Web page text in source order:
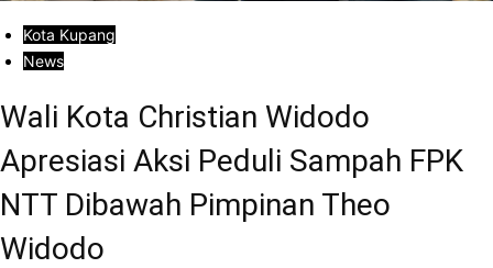
Kota Kupang
News
Wali Kota Christian Widodo
Apresiasi Aksi Peduli Sampah FPK
NTT Dibawah Pimpinan Theo
Widodo